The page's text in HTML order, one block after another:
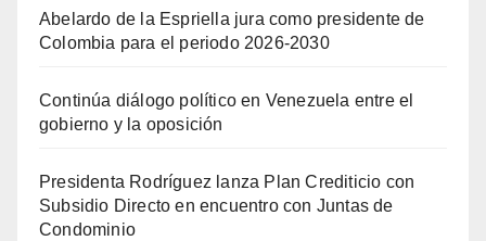
Abelardo de la Espriella jura como presidente de
Colombia para el periodo 2026-2030
Continúa diálogo político en Venezuela entre el
gobierno y la oposición
Presidenta Rodríguez lanza Plan Crediticio con
Subsidio Directo en encuentro con Juntas de
Condominio